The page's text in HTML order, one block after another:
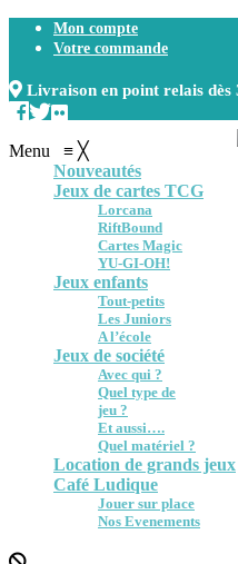
Mon compte
Votre commande
Livraison en point relais dès
Menu ≡ ╳
Nouveautés
Jeux de cartes TCG
Lorcana
RiftBound
Cartes Magic
YU-GI-OH!
Jeux enfants
Tout-petits
Les Juniors
A l’école
Jeux de société
Avec qui ?
Quel type de
jeu ?
Et aussi….
Quel matériel ?
Location de grands jeux
Café Ludique
Jouer sur place
Nos Evenements